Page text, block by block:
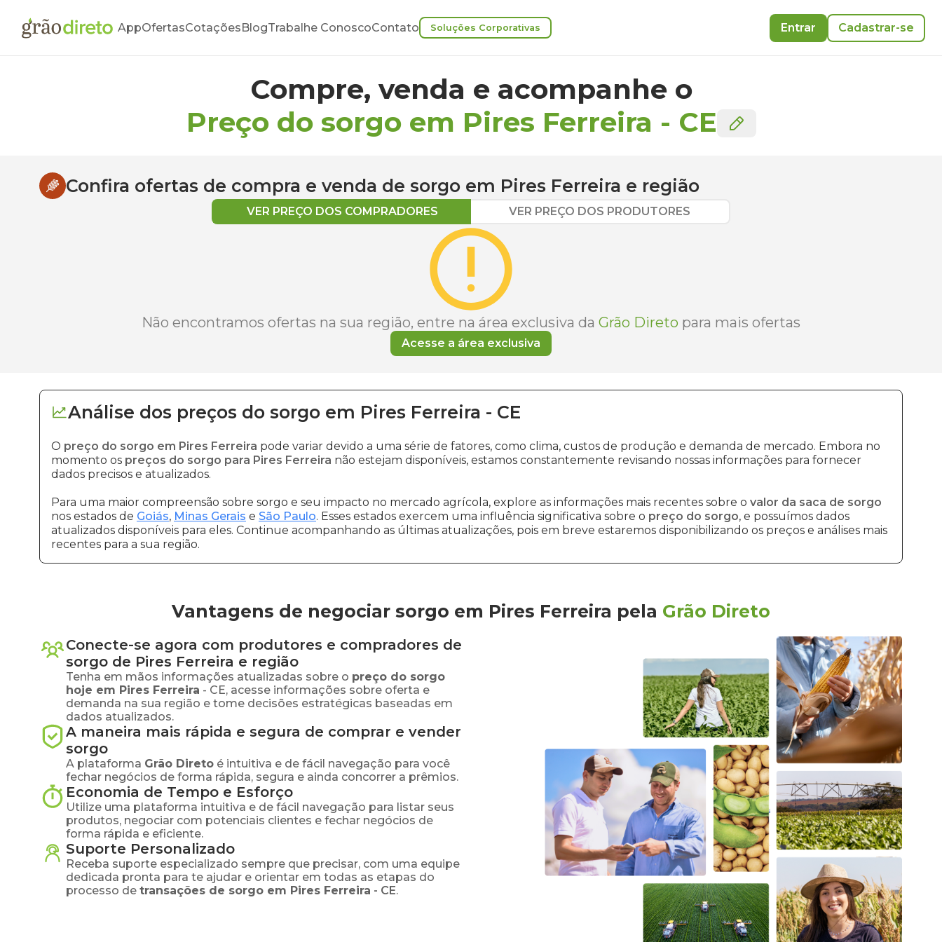
AppOfertasCotaçõesBlogTrabalhe ConoscoContato Soluções Corporativas Entrar Cadastrar-se
Compre, venda e acompanhe o
Preço do sorgo em Pires Ferreira - CE
Confira ofertas de compra e venda de sorgo em Pires Ferreira e região
VER PREÇO DOS COMPRADORES VER PREÇO DOS PRODUTORES
Não encontramos ofertas na sua região, entre na área exclusiva da Grão Direto para mais ofertas
Acesse a área exclusiva
Análise dos preços do sorgo em Pires Ferreira - CE
O preço do sorgo em Pires Ferreira pode variar devido a uma série de fatores, como clima, custos de produção e demanda de mercado. Embora no
momento os preços do sorgo para Pires Ferreira não estejam disponíveis, estamos constantemente revisando nossas informações para fornecer
dados precisos e atualizados.
Para uma maior compreensão sobre sorgo e seu impacto no mercado agrícola, explore as informações mais recentes sobre o valor da saca de sorgo
nos estados de Goiás, Minas Gerais e São Paulo. Esses estados exercem uma influência significativa sobre o preço do sorgo, e possuímos dados
atualizados disponíveis para eles. Continue acompanhando as últimas atualizações, pois em breve estaremos disponibilizando os preços e análises mais
recentes para a sua região.
Vantagens de negociar sorgo em Pires Ferreira pela Grão Direto
Conecte-se agora com produtores e compradores de
sorgo de Pires Ferreira e região
Tenha em mãos informações atualizadas sobre o preço do sorgo
hoje em Pires Ferreira - CE, acesse informações sobre oferta e
demanda na sua região e tome decisões estratégicas baseadas em
dados atualizados.
A maneira mais rápida e segura de comprar e vender
sorgo
A plataforma Grão Direto é intuitiva e de fácil navegação para você
fechar negócios de forma rápida, segura e ainda concorrer a prêmios.
Economia de Tempo e Esforço
Utilize uma plataforma intuitiva e de fácil navegação para listar seus
produtos, negociar com potenciais clientes e fechar negócios de
forma rápida e eficiente.
Suporte Personalizado
Receba suporte especializado sempre que precisar, com uma equipe
dedicada pronta para te ajudar e orientar em todas as etapas do
processo de transações de sorgo em Pires Ferreira - CE.